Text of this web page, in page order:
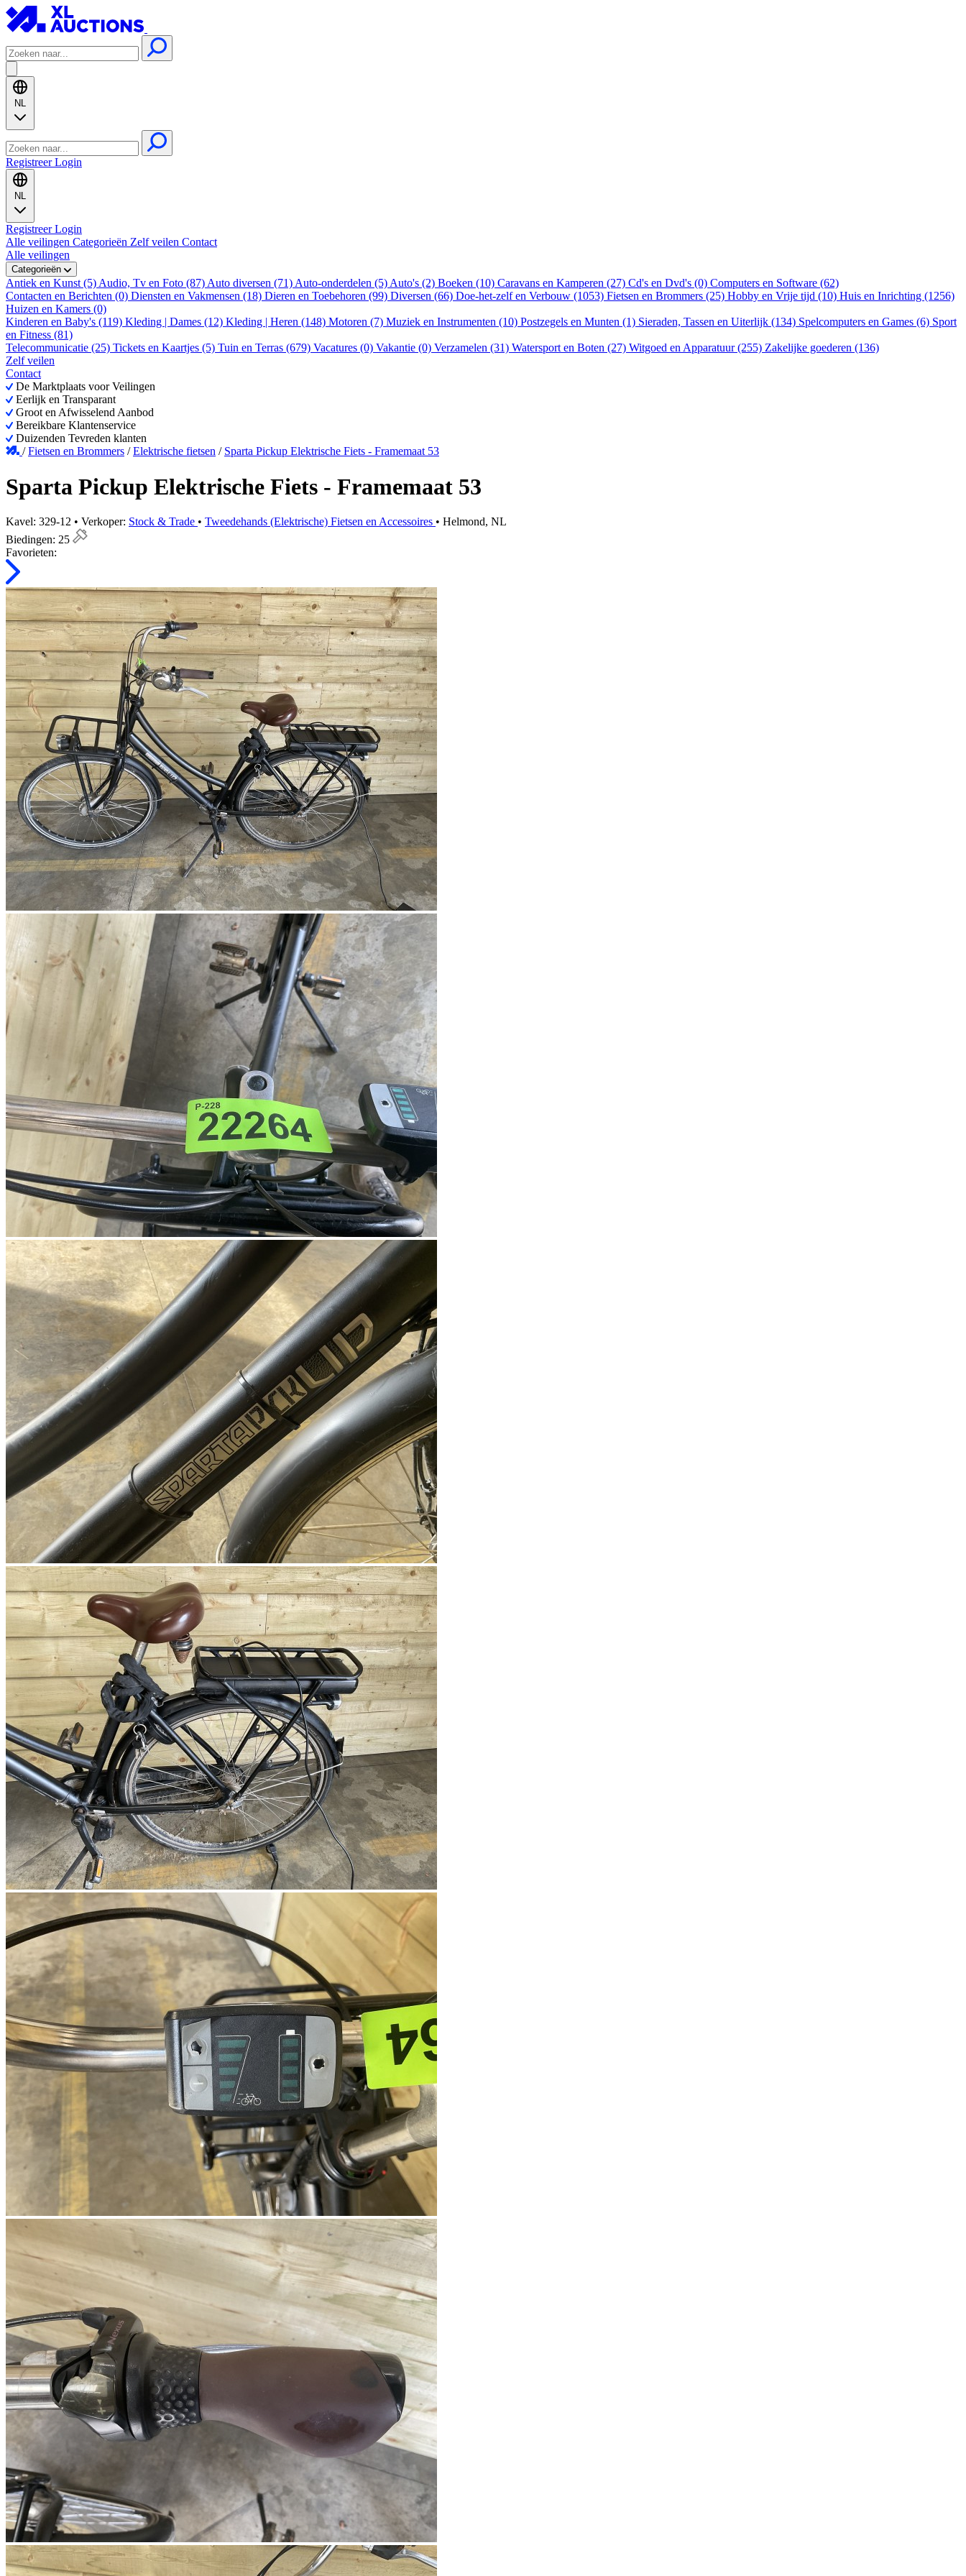
NL
RegistreerLogin
NL
RegistreerLogin
Alle veilingen Categorieën Zelf veilen Contact
Alle veilingen
Categorieën
Antiek en Kunst (5) Audio, Tv en Foto (87) Auto diversen (71) Auto-onderdelen (5) Auto's (2) Boeken (10) Caravans en Kamperen (27) Cd's en Dvd's (0) Computers en Software (62)
Contacten en Berichten (0) Diensten en Vakmensen (18) Dieren en Toebehoren (99) Diversen (66) Doe-het-zelf en Verbouw (1053) Fietsen en Brommers (25) Hobby en Vrije tijd (10) Huis en Inrichting (1256)
Huizen en Kamers (0)
Kinderen en Baby's (119) Kleding | Dames (12) Kleding | Heren (148) Motoren (7) Muziek en Instrumenten (10) Postzegels en Munten (1) Sieraden, Tassen en Uiterlijk (134) Spelcomputers en Games (6) Sport
en Fitness (81)
Telecommunicatie (25) Tickets en Kaartjes (5) Tuin en Terras (679) Vacatures (0) Vakantie (0) Verzamelen (31) Watersport en Boten (27) Witgoed en Apparatuur (255) Zakelijke goederen (136)
Zelf veilen
Contact
De Marktplaats voor Veilingen
Eerlijk en Transparant
Groot en Afwisselend Aanbod
Bereikbare Klantenservice
Duizenden Tevreden klanten
/Fietsen en Brommers /Elektrische fietsen / Sparta Pickup Elektrische Fiets - Framemaat 53
Sparta Pickup Elektrische Fiets - Framemaat 53
Kavel: 329-12 • Verkoper: Stock & Trade • Tweedehands (Elektrische) Fietsen en Accessoires • Helmond, NL
Biedingen: 25
Favorieten: